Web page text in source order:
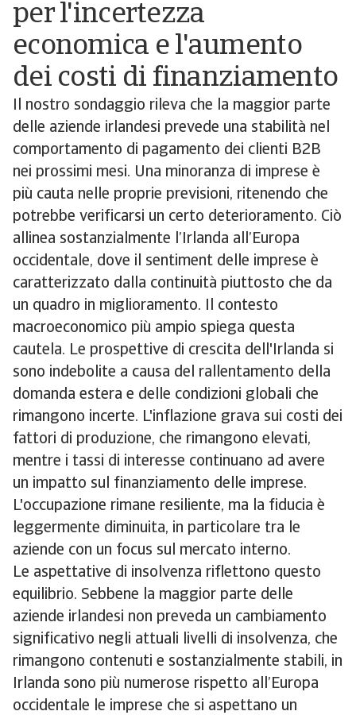
per l'incertezza
economica e l'aumento
dei costi di finanziamento
Il nostro sondaggio rileva che la maggior parte
delle aziende irlandesi prevede una stabilità nel
comportamento di pagamento dei clienti B2B
nei prossimi mesi. Una minoranza di imprese è
più cauta nelle proprie previsioni, ritenendo che
potrebbe verificarsi un certo deterioramento. Ciò
allinea sostanzialmente l’Irlanda all’Europa
occidentale, dove il sentiment delle imprese è
caratterizzato dalla continuità piuttosto che da
un quadro in miglioramento. Il contesto
macroeconomico più ampio spiega questa
cautela. Le prospettive di crescita dell'Irlanda si
sono indebolite a causa del rallentamento della
domanda estera e delle condizioni globali che
rimangono incerte. L'inflazione grava sui costi dei
fattori di produzione, che rimangono elevati,
mentre i tassi di interesse continuano ad avere
un impatto sul finanziamento delle imprese.
L'occupazione rimane resiliente, ma la fiducia è
leggermente diminuita, in particolare tra le
aziende con un focus sul mercato interno.
Le aspettative di insolvenza riflettono questo
equilibrio. Sebbene la maggior parte delle
aziende irlandesi non preveda un cambiamento
significativo negli attuali livelli di insolvenza, che
rimangono contenuti e sostanzialmente stabili, in
Irlanda sono più numerose rispetto all’Europa
occidentale le imprese che si aspettano un